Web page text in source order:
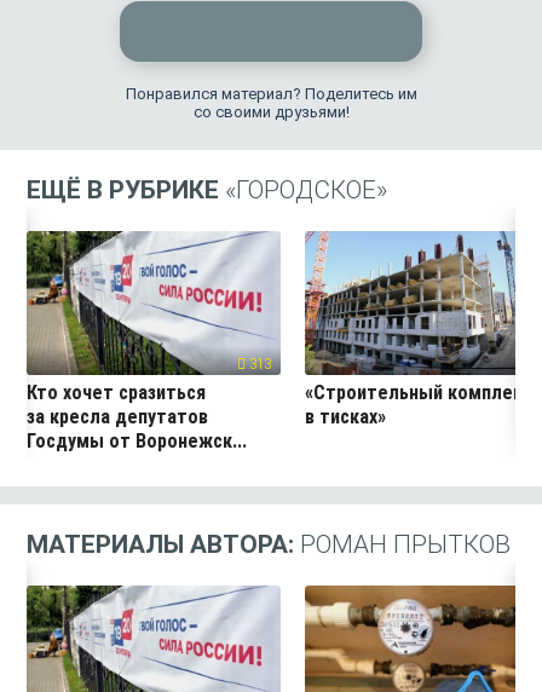
Понравился материал? Поделитесь им
со своими друзьями!
ЕЩЁ В РУБРИКЕ «ГОРОДСКОЕ»
313
Кто хочет сразиться
за кресла депутатов
Госдумы от Воронежск...
«Строительный комплекс
в тисках»
МАТЕРИАЛЫ АВТОРА: РОМАН ПРЫТКОВ